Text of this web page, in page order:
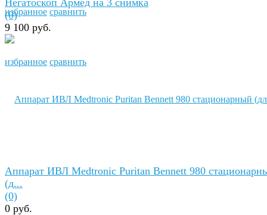
избранное сравнить
избранное сравнить
(0)
9 100 руб.
Аппарат ИВЛ Medtronic Puritan Bennett 980
(д...
(0)
0 руб.